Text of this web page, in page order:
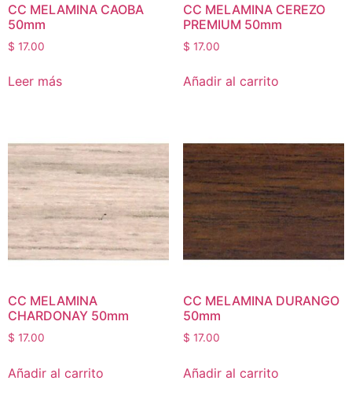
CC MELAMINA CAOBA
50mm
$ 17.00
Leer más
CC MELAMINA CEREZO
PREMIUM 50mm
$ 17.00
Añadir al carrito
CC MELAMINA
CHARDONAY 50mm
$ 17.00
Añadir al carrito
CC MELAMINA DURANGO
50mm
$ 17.00
Añadir al carrito